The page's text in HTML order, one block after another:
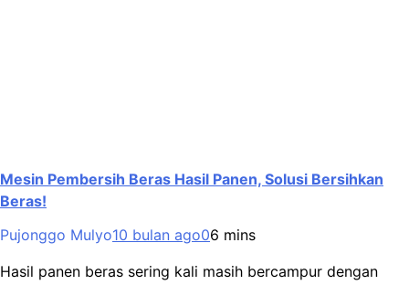
Mesin Pembersih Beras Hasil Panen, Solusi Bersihkan
Beras!
Pujonggo Mulyo10 bulan ago06 mins
Hasil panen beras sering kali masih bercampur dengan